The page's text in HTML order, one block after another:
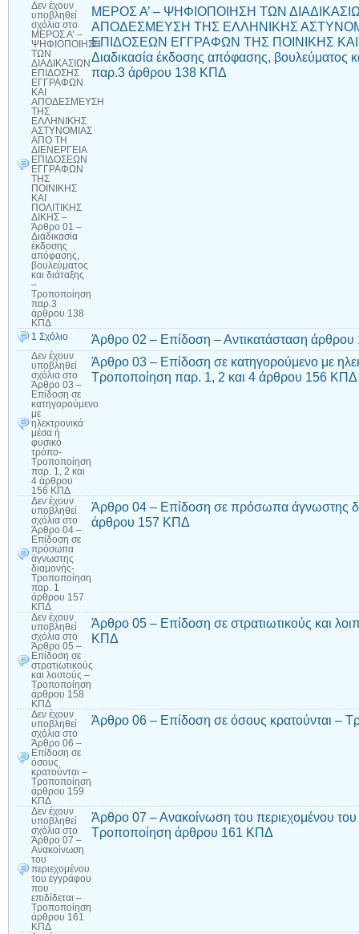
Δεν έχουν
υποβληθεί
σχόλια στο
ΜΕΡΟΣ Α’ –
ΨΗΦΙΟΠΟΙΗΣΗ
ΤΩΝ
ΔΙΑΔΙΚΑΣΙΩΝ
ΕΠΙΔΟΣΗΣ
ΕΓΓΡΑΦΩΝ
ΚΑΙ
ΑΠΟΔΕΣΜΕΥΣΗ
ΤΗΣ
ΕΛΛΗΝΙΚΗΣ
ΑΣΤΥΝΟΜΙΑΣ
ΑΠΟ ΤΗ
ΔΙΕΝΕΡΓΕΙΑ
ΕΠΙΔΟΣΕΩΝ
ΕΓΓΡΑΦΩΝ
ΤΗΣ
ΠΟΙΝΙΚΗΣ
ΚΑΙ
ΠΟΛΙΤΙΚΗΣ
ΔΙΚΗΣ –
Άρθρο 01 –
Διαδικασία
έκδοσης
απόφασης,
βουλεύματος
και διάταξης
–
Τροποποίηση
παρ.3
άρθρου 138
ΚΠΔ
ΜΕΡΟΣ Α’ – ΨΗΦΙΟΠΟΙΗΣΗ ΤΩΝ
ΑΠΟΔΕΣΜΕΥΣΗ ΤΗΣ ΕΛΛΗΝΙΚΗΣ
ΕΠΙΔΟΣΕΩΝ ΕΓΓΡΑΦΩΝ ΤΗΣ ΠΟΙΝΙΚΗΣ ΚΑΙ
Διαδικασία έκδοσης απόφασης, βουλεύματος
παρ.3 άρθρου 138 ΚΠΔ
1 Σχόλιο Άρθρο 02 – Επίδοση – Αντικατάσταση
Δεν έχουν
υποβληθεί
σχόλια στο
Άρθρο 03 –
Επίδοση σε
κατηγορούμενο
με
ηλεκτρονικά
μέσα ή
φυσικό
τρόπο-
Τροποποίηση
παρ. 1, 2 και
4 άρθρου
156 ΚΠΔ
Άρθρο 03 – Επίδοση σε κατηγορούμενο με
Τροποποίηση παρ. 1, 2 και 4 άρθρου 156 ΚΠΔ
Δεν έχουν
υποβληθεί
σχόλια στο
Άρθρο 04 –
Επίδοση σε
πρόσωπα
άγνωστης
διαμονής-
Τροποποίηση
παρ. 1
άρθρου 157
ΚΠΔ
Άρθρο 04 – Επίδοση σε πρόσωπα άγνωστης
άρθρου 157 ΚΠΔ
Δεν έχουν
υποβληθεί
σχόλια στο
Άρθρο 05 –
Επίδοση σε
στρατιωτικούς
και λοιπούς –
Τροποποίηση
άρθρου 158
ΚΠΔ
Άρθρο 05 – Επίδοση σε στρατιωτικούς και
ΚΠΔ
Δεν έχουν
υποβληθεί
σχόλια στο
Άρθρο 06 –
Επίδοση σε
όσους
κρατούνται –
Τροποποίηση
άρθρου 159
ΚΠΔ
Άρθρο 06 – Επίδοση σε όσους κρατούνται –
Δεν έχουν
υποβληθεί
σχόλια στο
Άρθρο 07 –
Ανακοίνωση
του
περιεχομένου
του εγγράφου
που
επιδίδεται –
Τροποποίηση
άρθρου 161
ΚΠΔ
Άρθρο 07 – Ανακοίνωση του περιεχομένου του
Τροποποίηση άρθρου 161 ΚΠΔ